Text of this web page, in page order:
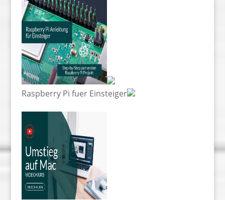
Raspberry Pi fuer Einsteiger